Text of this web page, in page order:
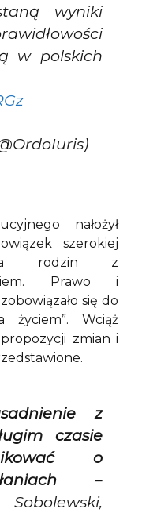
wyniki
w polskich
nałożył
szerokiej
rodzin z
Prawo i
się do
życiem”. Wciąż
zmian i
z
czasie
o
–